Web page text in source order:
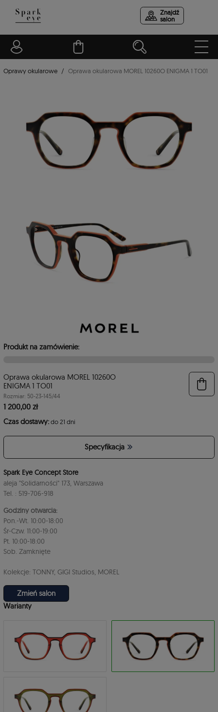
Znajdź
salon
Oprawy okularowe Oprawa okularowa MOREL 10260O ENIGMA 1 TO01
Produkt na zamówienie:
Oprawa okularowa MOREL 10260O
ENIGMA 1 TO01
Rozmiar: 50-23-145/44
1 200,00 zł
Czas dostawy:do 21 dni
Specyfikacja
Spark Eye Concept Store
aleja "Solidarności" 173, Warszawa
Tel. : 519-706-918
Godziny otwarcia:
Zmień salon
Pon.-Wt. 10:00-18:00
Śr-Czw. 11:00-19:00
Pt. 10:00-18:00
Sob. Zamknięte
Kolekcje: TONNY, GIGI Studios, MOREL
Warianty